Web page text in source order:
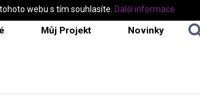
Můj Projekt Novinky
webu s tím souhlasíte. Další informace